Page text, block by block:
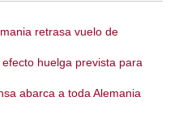
retrasa vuelo de
huelga prevista para
abarca a toda Alemania